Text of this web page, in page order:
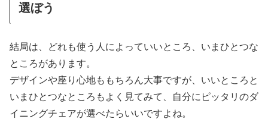
選ぼう
結局は、どれも使う人によっていいところ、いまひとつな
ところがあります。
デザインや座り心地ももちろん大事ですが、いいところと
いまひとつなところもよく見てみて、自分にピッタリのダ
イニングチェアが選べたらいいですよね。